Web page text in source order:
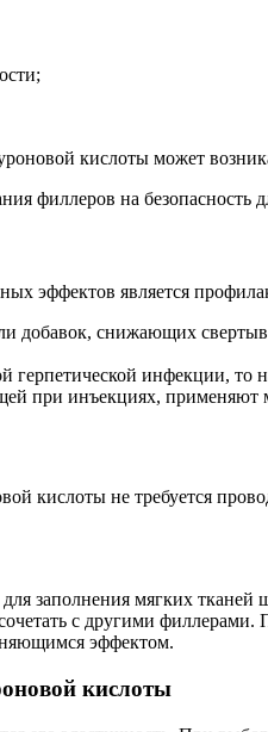
кислоты может
филлеров на
эффектов является
добавок, снижающих
герпетической инфекции,
при инъекциях,
кислоты не требуется
заполнения мягких
с другими филлерами.
эффектом.
кислоты